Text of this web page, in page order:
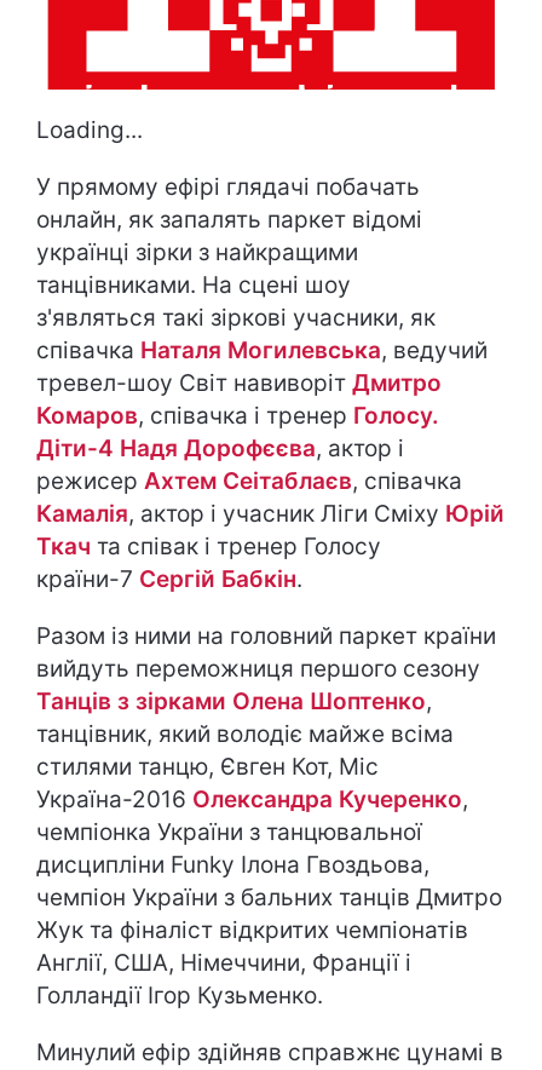
Loading...
У прямому ефірі глядачі побачать
онлайн, як запалять паркет відомі
українці зірки з найкращими
танцівниками. На сцені шоу
з'являться такі зіркові учасники, як
співачка Наталя Могилевська, ведучий
тревел-шоу Світ навиворіт Дмитро
Комаров, співачка і тренер Голосу.
Діти-4 Надя Дорофєєва, актор і
режисер Ахтем Сеітаблаєв, співачка
Камалія, актор і учасник Ліги Сміху Юрій
Ткач та співак і тренер Голосу
країни-7 Сергій Бабкін.
Разом із ними на головний паркет країни
вийдуть переможниця першого сезону
Танців з зірками Олена Шоптенко,
танцівник, який володіє майже всіма
стилями танцю, Євген Кот, Міс
Україна-2016 Олександра Кучеренко,
чемпіонка України з танцювальної
дисципліни Funky Ілона Гвоздьова,
чемпіон України з бальних танців Дмитро
Жук та фіналіст відкритих чемпіонатів
Англії, США, Німеччини, Франції і
Голландії Ігор Кузьменко.
Минулий ефір здійняв справжнє цунамі в